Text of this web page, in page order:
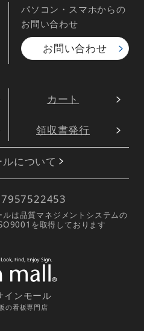
パソコン・スマホからの
お問い合わせ
お問い合わせ
カート
領収書発行
について
7957522453
ルは品質マネジメントシステムの
を取得しております
インモール
の看板専門店